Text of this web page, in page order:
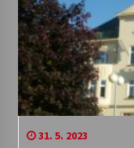
31. 5. 2023